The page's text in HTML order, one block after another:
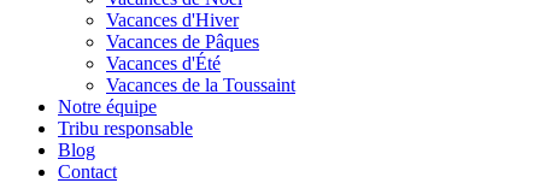
Vacances d'Hiver
Vacances de Pâques
Vacances d'Été
Vacances de la Toussaint
Notre équipe
Tribu responsable
Blog
Contact